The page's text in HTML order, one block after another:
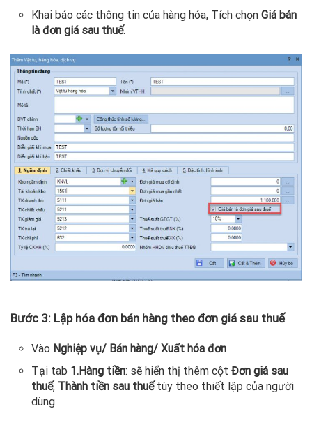
Khai báo các thông tin của hàng hóa, Tích chọn Giá bán
là đơn giá sau thuế.
Bước 3: Lập hóa đơn bán hàng theo đơn giá sau thuế
Vào Nghiệp vụ/ Bán hàng/ Xuất hóa đơn
Tại tab 1.Hàng tiền: sẽ hiển thị thêm cột Đơn giá sau
thuế, Thành tiền sau thuếtùy theo thiết lập của người
dùng.